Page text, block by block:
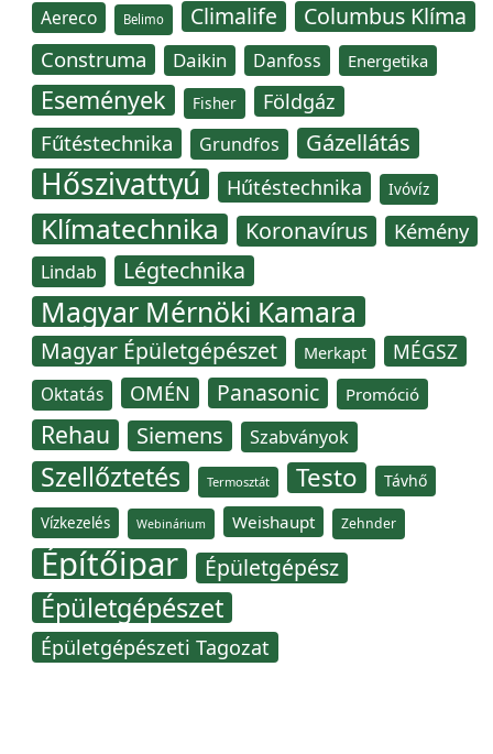
Aereco Belimo Climalife Columbus Klíma
Construma Daikin Danfoss Energetika
Események Fisher Földgáz
Fűtéstechnika Grundfos Gázellátás
Hőszivattyú Hűtéstechnika Ivóvíz
Klímatechnika Koronavírus Kémény
Lindab Légtechnika
Magyar Mérnöki Kamara
Magyar Épületgépészet Merkapt MÉGSZ
Oktatás OMÉN Panasonic Promóció
Rehau Siemens Szabványok
Szellőztetés Termosztát Testo Távhő
Vízkezelés Webinárium Weishaupt Zehnder
Építőipar Épületgépész
Épületgépészet
Épületgépészeti Tagozat